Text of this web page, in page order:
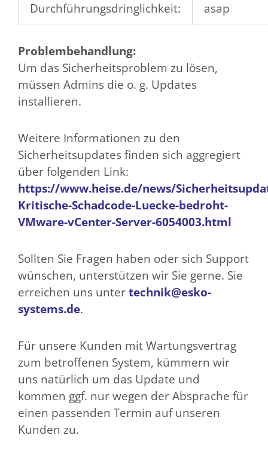
Durchführungsdringlichkeit: asap
Problembehandlung:
Um das Sicherheitsproblem zu lösen,
müssen Admins die o. g. Updates
installieren.
Weitere Informationen zu den
Sicherheitsupdates finden sich aggregiert
über folgenden Link:
https://www.heise.de/news/
Kritische-Schadcode-Luecke-bedroht-
VMware-vCenter-Server-6054003.html
Sollten Sie Fragen haben oder sich Support
wünschen, unterstützen wir Sie gerne. Sie
erreichen uns untertechnik@esko-
systems.de.
Für unsere Kunden mit Wartungsvertrag
zum betroffenen System, kümmern wir
uns natürlich um das Update und
kommen ggf. nur wegen der Absprache für
einen passenden Termin auf unseren
Kunden zu.